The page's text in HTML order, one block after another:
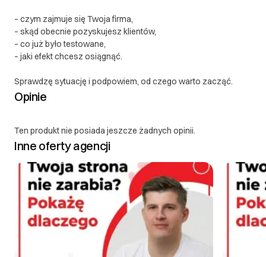
– czym zajmuje się Twoja firma,
– skąd obecnie pozyskujesz klientów,
– co już było testowane,
– jaki efekt chcesz osiągnąć.
Sprawdzę sytuację i podpowiem, od czego warto zacząć.
Opinie
Ten produkt nie posiada jeszcze żadnych opinii.
Inne oferty agencji